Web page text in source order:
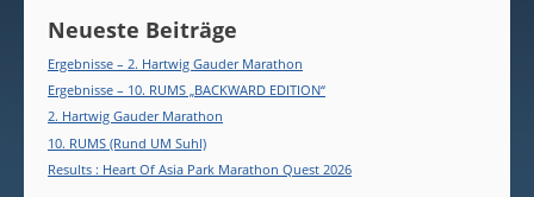
Neueste Beiträge
Ergebnisse – 2. Hartwig Gauder Marathon
Ergebnisse – 10. RUMS „BACKWARD EDITION“
2. Hartwig Gauder Marathon
10. RUMS (Rund UM Suhl)
Results : Heart Of Asia Park Marathon Quest 2026